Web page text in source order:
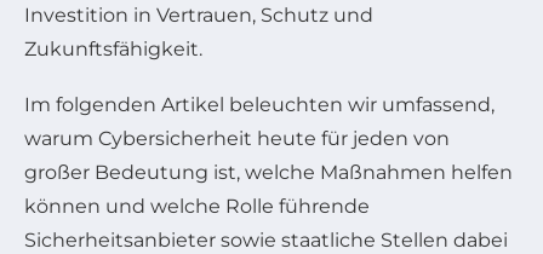
Investition in Vertrauen, Schutz und
Zukunftsfähigkeit.
Im folgenden Artikel beleuchten wir umfassend,
warum Cybersicherheit heute für jeden von
großer Bedeutung ist, welche Maßnahmen helfen
können und welche Rolle führende
Sicherheitsanbieter sowie staatliche Stellen dabei